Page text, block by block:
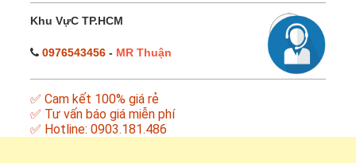
Khu VựC TP.HCM
0976543456 - MR Thuận
✅ Cam kết 100% giá rẻ
✅ Tư vấn báo giá miễn phí
✅ Hotline: 0903.181.486